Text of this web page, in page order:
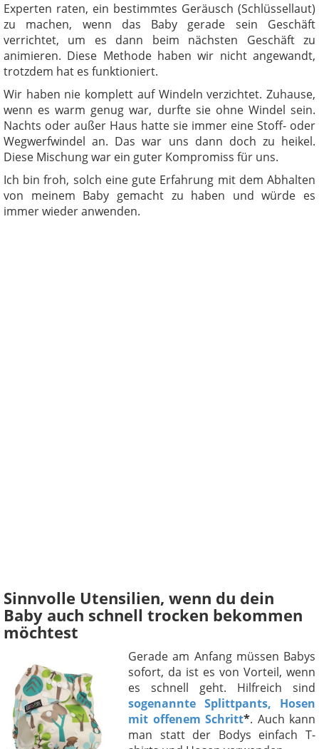
Experten raten, ein bestimmtes Geräusch (Schlüssellaut)
zu machen, wenn das Baby gerade sein Geschäft
verrichtet, um es dann beim nächsten Geschäft zu
animieren. Diese Methode haben wir nicht angewandt,
trotzdem hat es funktioniert.
Wir haben nie komplett auf Windeln verzichtet. Zuhause,
wenn es warm genug war, durfte sie ohne Windel sein.
Nachts oder außer Haus hatte sie immer eine Stoff- oder
Wegwerfwindel an. Das war uns dann doch zu heikel.
Diese Mischung war ein guter Kompromiss für uns.
Ich bin froh, solch eine gute Erfahrung mit dem Abhalten
von meinem Baby gemacht zu haben und würde es
immer wieder anwenden.
Sinnvolle Utensilien, wenn du dein
Baby auch schnell trocken bekommen
möchtest
Gerade am Anfang müssen Babys
sofort, da ist es von Vorteil, wenn
es schnell geht. Hilfreich sind
sogenannte Splittpants, Hosen
mit offenem Schritt*. Auch kann
man statt der Bodys einfach T-